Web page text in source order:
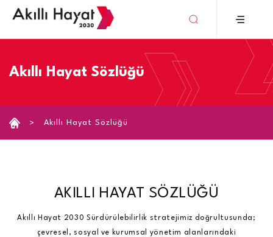
Akıllı Hayat Sözlüğü
Akıllı Hayat Sözlüğü
AKILLI HAYAT SÖZLÜĞÜ
Akıllı Hayat 2030 Sürdürülebilirlik stratejimiz doğrultusunda;
çevresel, sosyal ve kurumsal yönetim alanlarındaki